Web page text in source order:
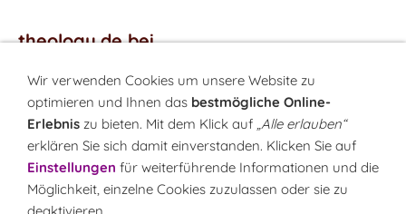
theology.de bei
...Facebook
...Twitter
Monatsrätsel
Rätseln & Gewinnen!
Wir verwenden Cookies um unsere Website zu
optimieren und Ihnen das bestmögliche Online-
Erlebnis zu bieten. Mit dem Klick auf „Alle erlauben“
erklären Sie sich damit einverstanden. Klicken Sie auf
Einstellungen für weiterführende Informationen und die
Möglichkeit, einzelne Cookies zuzulassen oder sie zu